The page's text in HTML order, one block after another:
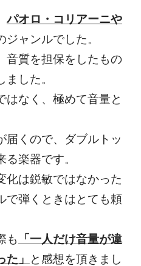
パオロ・コリアーニや
ジャンルでした。
音質を担保をしたもの
した。
はなく、極めて音量と
届くので、ダブルトッ
楽器です。
化は鋭敏ではなかった
で弾くときはとても頼
も
「一人だけ音量が違
」
と感想を頂きまし